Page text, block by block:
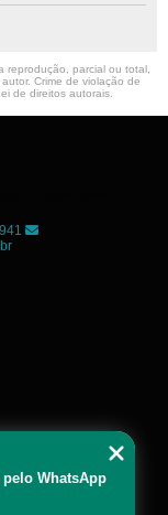
parcial ou total,
Crime de violação de
de direitos autorais
WhatsApp